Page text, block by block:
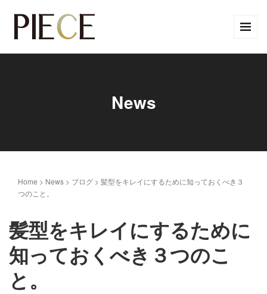
News
Home > News > ブログ > 髪型をキレイにするために知っておくべき３
つのこと。
髪型をキレイにするために
知っておくべき３つのこ
と。